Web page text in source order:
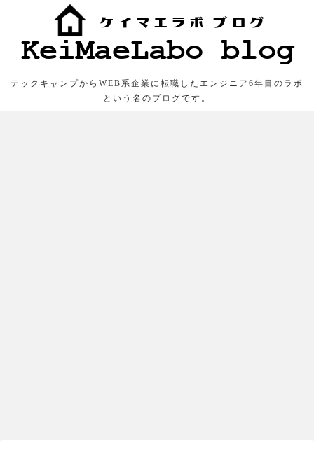
テックキャンプからWEB系企業に転職したエンジニア6年目のラボ
という名のブログです。